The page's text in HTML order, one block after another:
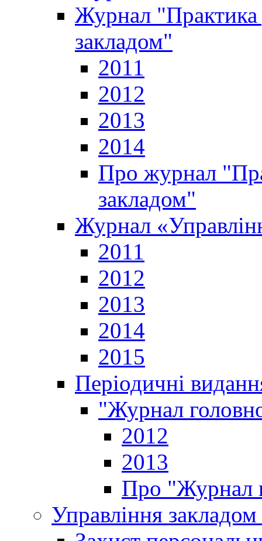
Журнал "Практика
закладом"
2011
2012
2013
2014
Про журнал
закладом"
Журнал
2011
2012
2013
2014
2015
Періодичні
"Журнал
2012
2013
Про "Журнал
Управління